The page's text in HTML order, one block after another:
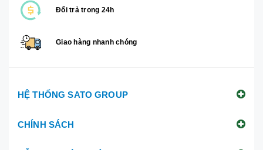
Đổi trả trong 24h
Giao hàng nhanh chóng
HỆ THỐNG SATO GROUP
CHÍNH SÁCH